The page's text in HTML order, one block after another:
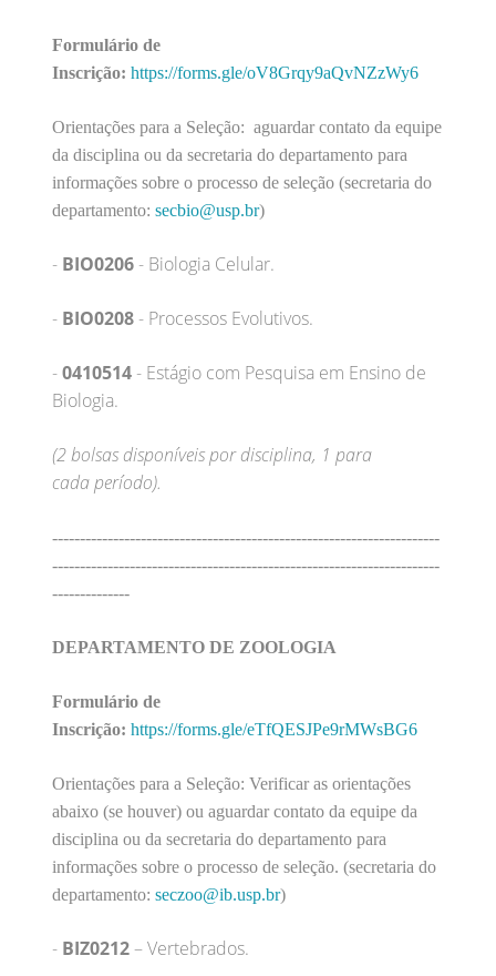
Formulário de
Inscrição: https://forms.gle/oV8Grqy9aQvNZzWy6
Orientações para a Seleção: aguardar contato da equipe
da disciplina ou da secretaria do departamento para
informações sobre o processo de seleção (secretaria do
departamento: secbio@usp.br)
- BIO0206 - Biologia Celular.
- BIO0208 - Processos Evolutivos.
-0410514 - Estágio com Pesquisa em Ensino de
Biologia.
(2 bolsas disponíveis por disciplina, 1 para
cada período).
----------------------------------------------------------------------
----------------------------------------------------------------------
--------------
DEPARTAMENTO DE ZOOLOGIA
Formulário de
Inscrição: https://forms.gle/eTfQESJPe9rMWsBG6
Orientações para a Seleção: Verificar as orientações
abaixo (se houver) ou aguardar contato da equipe da
disciplina ou da secretaria do departamento para
informações sobre o processo de seleção. (secretaria do
departamento: seczoo@ib.usp.br)
- BIZ0212– Vertebrados.